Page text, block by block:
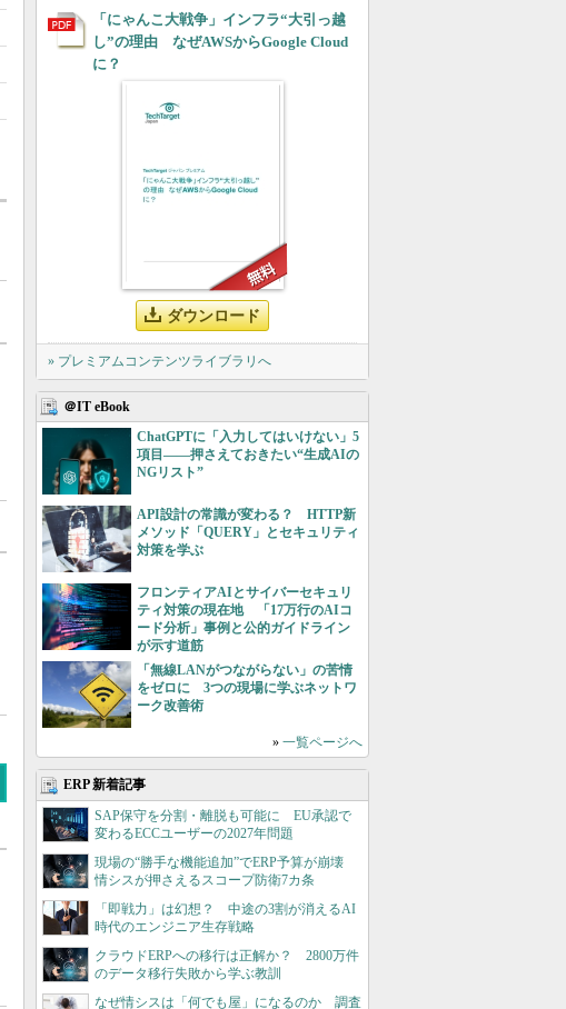
「にゃんこ大戦争」インフラ“大引っ越
し”の理由 なぜAWSからGoogle Cloud
に？
ダウンロード
» プレミアムコンテンツライブラリへ
＠IT eBook
ChatGPTに「入力してはいけない」5
項目――押さえておきたい“生成AIの
NGリスト”
API設計の常識が変わる？ HTTP新
メソッド「QUERY」とセキュリティ
対策を学ぶ
フロンティアAIとサイバーセキュリ
ティ対策の現在地 「17万行のAIコ
ード分析」事例と公的ガイドライン
が示す道筋
「無線LANがつながらない」の苦情
をゼロに 3つの現場に学ぶネットワ
ーク改善術
» 一覧ページへ
ERP 新着記事
SAP保守を分割・離脱も可能に EU承認で
変わるECCユーザーの2027年問題
現場の“勝手な機能追加”でERP予算が崩壊
情シスが押さえるスコープ防衛7カ条
「即戦力」は幻想？ 中途の3割が消えるAI
時代のエンジニア生存戦略
クラウドERPへの移行は正解か？ 2800万件
のデータ移行失敗から学ぶ教訓
なぜ情シスは「何でも屋」になるのか 調査